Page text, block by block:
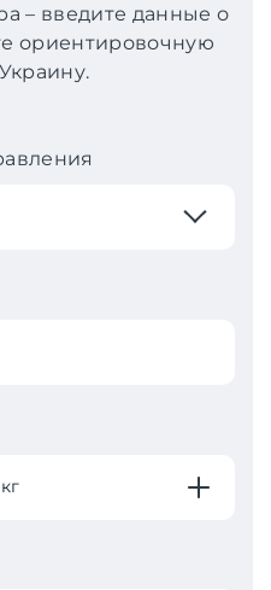
– введите данные о
ориентировочную
кг